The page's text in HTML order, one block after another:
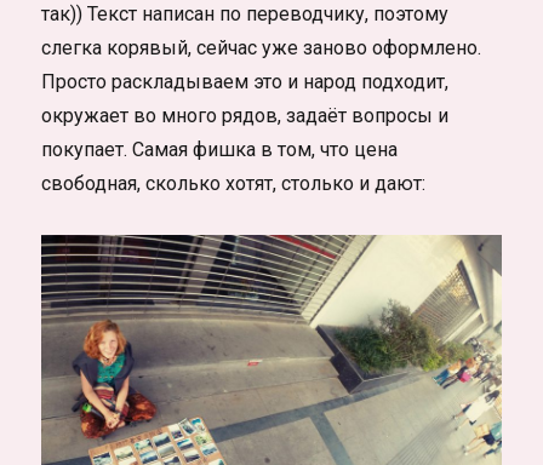
так)) Текст написан по переводчику, поэтому
слегка корявый, сейчас уже заново оформлено.
Просто раскладываем это и народ подходит,
окружает во много рядов, задаёт вопросы и
покупает. Самая фишка в том, что цена
свободная, сколько хотят, столько и дают: